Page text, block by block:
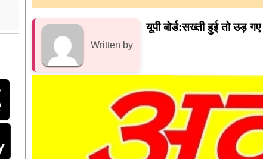
Written by
यूपी बोर्ड:सख्ती हुई तो उड़ गए